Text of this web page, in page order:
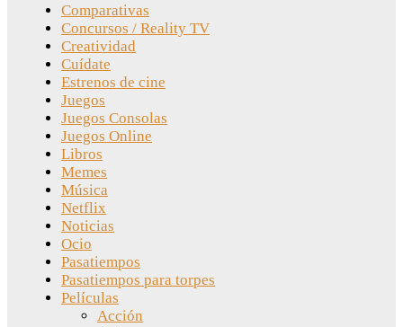
Comparativas
Concursos / Reality TV
Creatividad
Cuídate
Estrenos de cine
Juegos
Juegos Consolas
Juegos Online
Libros
Memes
Música
Netflix
Noticias
Ocio
Pasatiempos
Pasatiempos para torpes
Películas
Acción